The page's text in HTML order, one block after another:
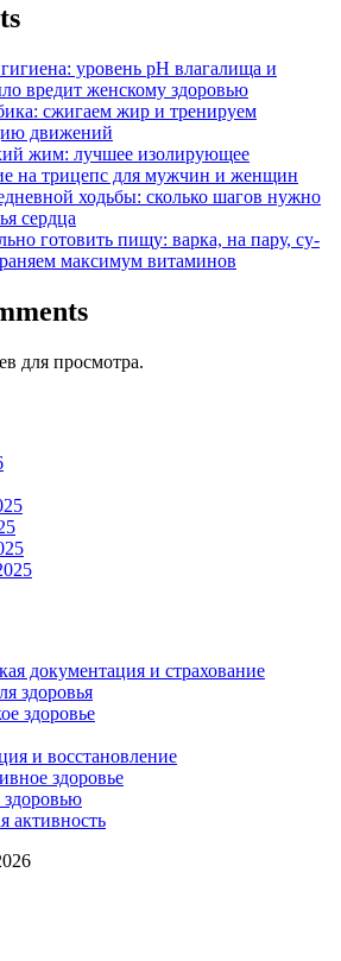
уровень pH влагалища и
вредит женскому здоровью
сжигаем жир и тренируем
движений
жим: лучшее изолирующее
на трицепс для мужчин и женщин
ходьбы: сколько шагов нужно
сердца
готовить пищу: варка, на пару, су-
максимум витаминов
для просмотра.
документация и страхование
здоровья
здоровье
и восстановление
здоровье
активность